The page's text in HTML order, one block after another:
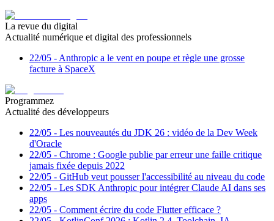
La revue du digital
Actualité numérique et digital des professionnels
22/05 - Anthropic a le vent en poupe et règle une grosse
facture à SpaceX
Programmez
Actualité des développeurs
22/05 - Les nouveautés du JDK 26 : vidéo de la Dev Week
d'Oracle
22/05 - Chrome : Google publie par erreur une faille critique
jamais fixée depuis 2022
22/05 - GitHub veut pousser l'accessibilité au niveau du code
22/05 - Les SDK Anthropic pour intégrer Claude AI dans ses
apps
22/05 - Comment écrire du code Flutter efficace ?